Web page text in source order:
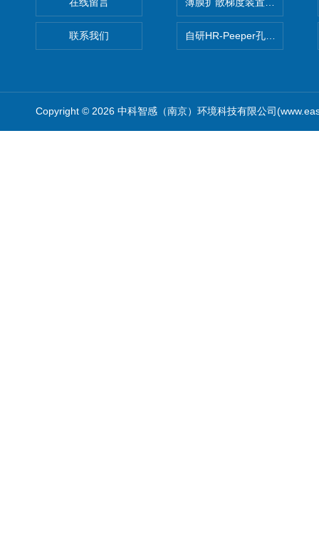
联系我们 自研HR-Peeper孔隙水采样器
Copyright © 2026 中科智感（南京）环境科技有限公司